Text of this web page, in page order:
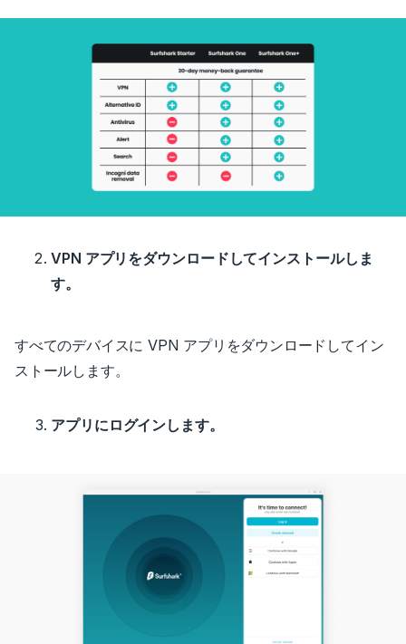
VPN アプリをダウンロードしてインストールしま
す。
すべてのデバイスに VPN アプリをダウンロードしてイン
ストールします。
アプリにログインします。